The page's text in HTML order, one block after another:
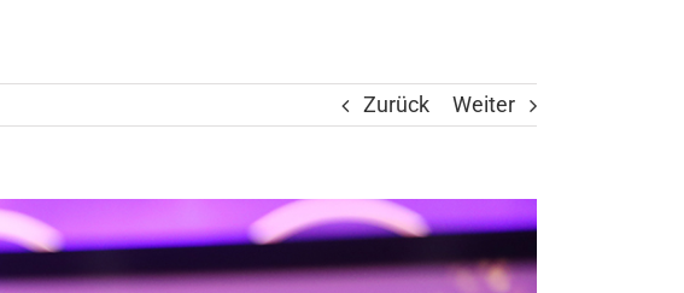
Zurück Weiter